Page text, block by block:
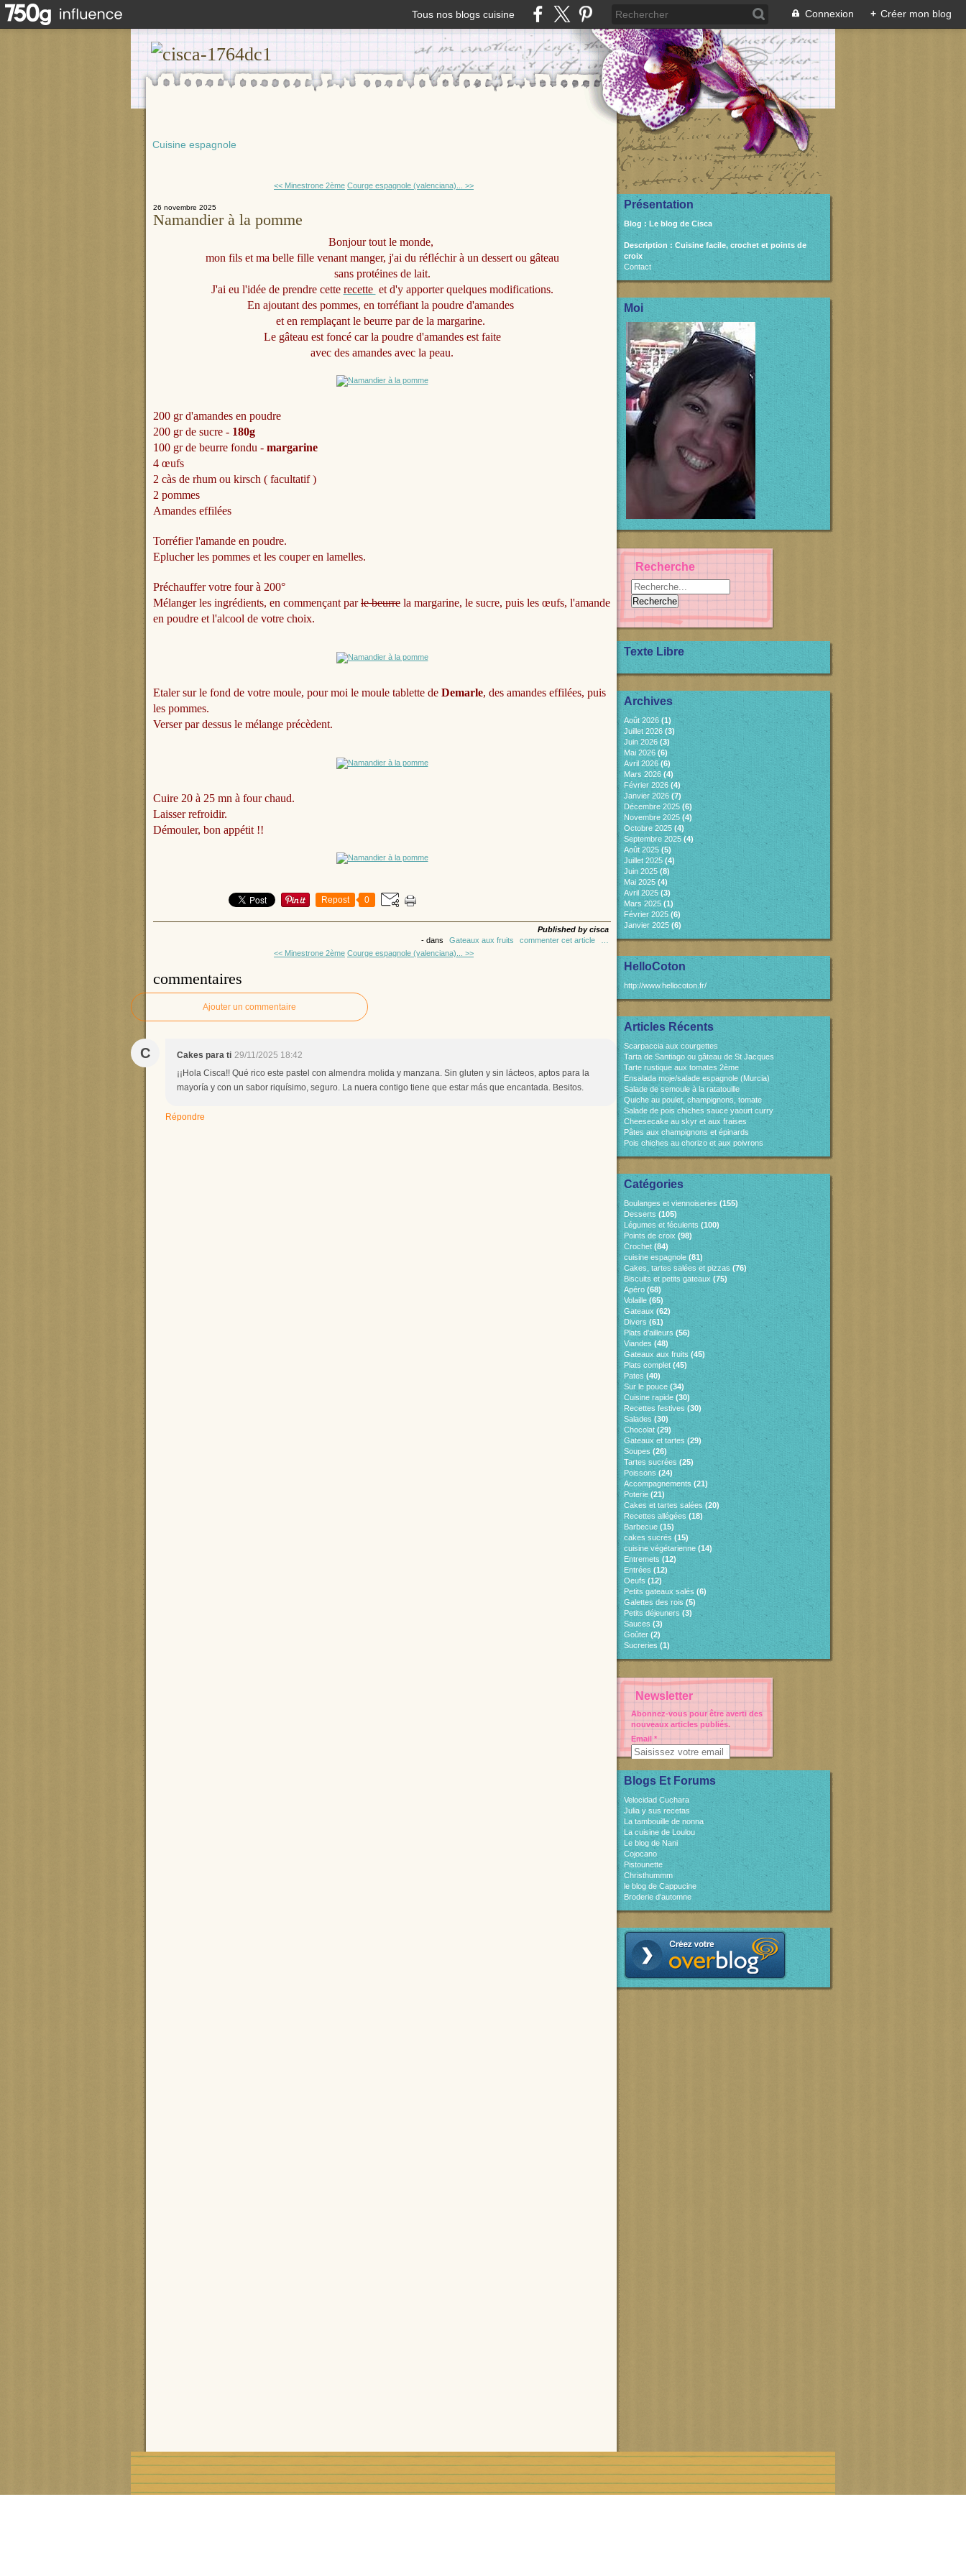
Tous nos blogs cuisine Connexion + Créer mon blog
Cuisine espagnole
<< Minestrone 2ème Courge espagnole (valenciana)... >>
26 novembre 2025
Namandier à la pomme
Bonjour tout le monde,
mon fils et ma belle fille venant manger, j'ai du réfléchir à un dessert ou gâteau
sans protéines de lait.
J'ai eu l'idée de prendre cette recette et d'y apporter quelques modifications.
En ajoutant des pommes, en torréfiant la poudre d'amandes
et en remplaçant le beurre par de la margarine.
Le gâteau est foncé car la poudre d'amandes est faite
avec des amandes avec la peau.
200 gr d'amandes en poudre
200 grde sucre - 180g
100 gr de beurre fondu - margarine
4 œufs
2 càs de rhum ou kirsch ( facultatif )
2 pommes
Amandes effilées
Torréfier l'amande en poudre.
Eplucher les pommes et les couper en lamelles.
Préchauffer votre four à 200°
Mélanger les ingrédients, en commençant parle beurre la margarine, le sucre, puis les œufs, l'amande
en poudre et l'alcool de votre choix.
Etaler sur le fond de votre moule, pour moi le moule tablette de Demarle, des amandes effilées, puis
les pommes.
Verser par dessus le mélange précèdent.
Cuire 20 à 25 mn à four chaud.
Laisser refroidir.
Démouler, bon appétit !!
Repost 0
Published by cisca
- dans Gateaux aux fruits commenter cet article
<< Minestrone 2ème Courge espagnole (valenciana)... >>
commentaires
Ajouter un commentaire
C Cakes para ti 29/11/2025 18:42
¡¡Hola Cisca!! Qué rico este pastel con almendra molida y manzana. Sin gluten y sin lácteos, aptos para la
mayoría y con un sabor riquísimo, seguro. La nuera contigo tiene que estar más que encantada. Besitos.
Répondre
Présentation
Blog : Le blog de Cisca
Description : Cuisine facile, crochet et points de
croix
Contact
Moi
Recherche
Texte Libre
Archives
Août 2026(1)
Juillet 2026 (3)
Juin 2026 (3)
Mai 2026 (6)
Avril 2026 (6)
Mars 2026 (4)
Février 2026(4)
Janvier 2026 (7)
Décembre 2025 (6)
Novembre 2025 (4)
Octobre 2025 (4)
Septembre 2025(4)
Août 2025 (5)
Juillet 2025 (4)
Juin 2025(8)
Mai 2025 (4)
Avril 2025 (3)
Mars 2025 (1)
Février 2025 (6)
Janvier 2025 (6)
HelloCoton
http://www.hellocoton.fr/
Articles Récents
Scarpaccia aux courgettes
Tarta de Santiago ou gâteau de St Jacques
Tarte rustique aux tomates 2ème
Ensalada moje/salade espagnole (Murcia)
Salade de semoule à la ratatouille
Quiche au poulet, champignons, tomate
Salade de pois chiches sauce yaourt curry
Cheesecake au skyr et aux fraises
Pâtes aux champignons et épinards
Pois chiches au chorizo et aux poivrons
Catégories
Boulanges et viennoiseries (155)
Desserts (105)
Légumes et féculents (100)
Points de croix (98)
Crochet(84)
cuisine espagnole (81)
Cakes, tartes salées et pizzas (76)
Biscuits et petits gateaux (75)
Apéro (68)
Volaille (65)
Gateaux (62)
Divers (61)
Plats d'ailleurs (56)
Viandes (48)
Gateaux aux fruits (45)
Plats complet(45)
Pates (40)
Sur le pouce (34)
Cuisine rapide (30)
Recettes festives (30)
Salades(30)
Chocolat (29)
Gateaux et tartes (29)
Soupes (26)
Tartes sucrées (25)
Poissons(24)
Accompagnements (21)
Poterie (21)
Cakes et tartes salées (20)
Recettes allégées (18)
Barbecue (15)
cakes sucrés (15)
cuisine végétarienne (14)
Entremets (12)
Entrées (12)
Oeufs (12)
Petits gateaux salés (6)
Galettes des rois (5)
Petits déjeuners (3)
Sauces (3)
Goûter(2)
Sucreries (1)
Newsletter
Abonnez-vous pour être averti des
nouveaux articles publiés.
Email
Blogs Et Forums
Velocidad Cuchara
Julia y sus recetas
La tambouille de nonna
La cuisine de Loulou
Le blog de Nani
Cojocano
Pistounette
Christhummm
le blog de Cappucine
Broderie d'automne